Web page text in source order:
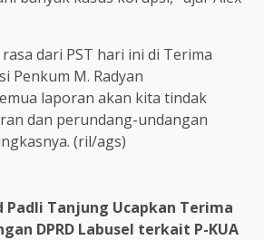
dari PST hari ini di Terima
Penkum M. Radyan
laporan akan kita tindak
dan perundang-undangan
(ril/ags)
Padli Tanjung Ucapkan Terima
DPRD Labusel terkait P-KUA